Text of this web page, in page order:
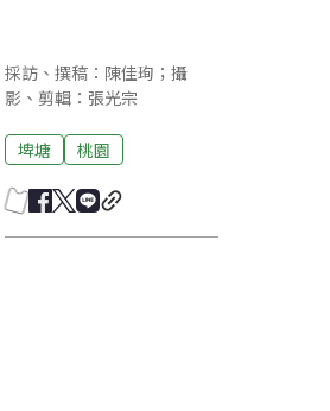
採訪、撰稿：陳佳珣；攝
影、剪輯：張光宗
埤塘 桃園